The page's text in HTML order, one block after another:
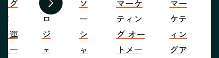
前へ 次へ
グ
運
ー
プ
ロ
ジ
ェ
ソ
ー
シ
ャ
マーケ
ティン
グ オー
トメー
マー
ケテ
ィン
グア